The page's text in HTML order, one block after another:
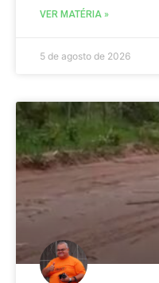
VER MATÉRIA »
5 de agosto de 2026